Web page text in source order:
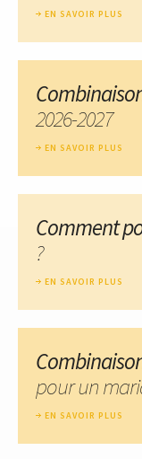
EN SAVOIR PLUS
2026-2027
EN SAVOIR PLUS
Comment
?
EN SAVOIR PLUS
pour un
EN SAVOIR PLUS